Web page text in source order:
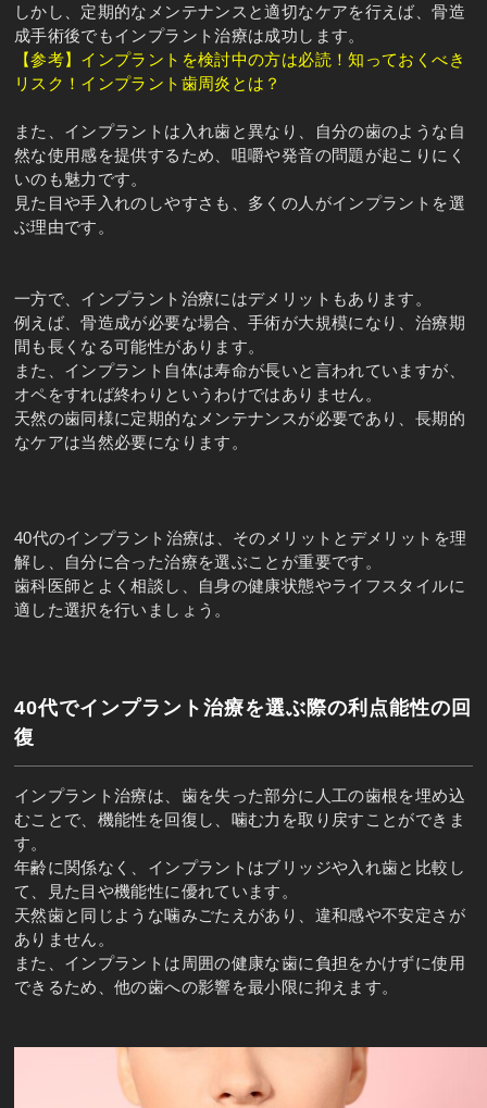
しかし、定期的なメンテナンスと適切なケアを行えば、骨造
成手術後でもインプラント治療は成功します。
【参考】インプラントを検討中の方は必読！知っておくべき
リスク！インプラント歯周炎とは？
また、インプラントは入れ歯と異なり、自分の歯のような自
然な使用感を提供するため、咀嚼や発音の問題が起こりにく
いのも魅力です。
見た目や手入れのしやすさも、多くの人がインプラントを選
ぶ理由です。
一方で、インプラント治療にはデメリットもあります。
例えば、骨造成が必要な場合、手術が大規模になり、治療期
間も長くなる可能性があります。
また、インプラント自体は寿命が長いと言われていますが、
オペをすれば終わりというわけではありません。
天然の歯同様に定期的なメンテナンスが必要であり、長期的
なケアは当然必要になります。
40代のインプラント治療は、そのメリットとデメリットを理
解し、自分に合った治療を選ぶことが重要です。
歯科医師とよく相談し、自身の健康状態やライフスタイルに
適した選択を行いましょう。
40代でインプラント治療を選ぶ際の利点能性の回
復
インプラント治療は、歯を失った部分に人工の歯根を埋め込
むことで、機能性を回復し、噛む力を取り戻すことができま
す。
年齢に関係なく、インプラントはブリッジや入れ歯と比較し
て、見た目や機能性に優れています。
天然歯と同じような噛みごたえがあり、違和感や不安定さが
ありません。
また、インプラントは周囲の健康な歯に負担をかけずに使用
できるため、他の歯への影響を最小限に抑えます。